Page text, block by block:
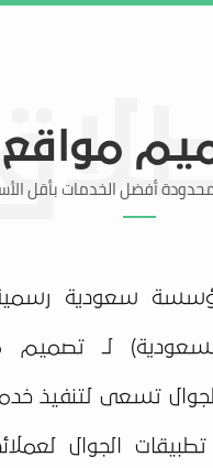
مواقع
أفضل الخدمات بأقل
سعودية
لـ تصميم
تسعى لتنفيذ
تطبيقات الجوال